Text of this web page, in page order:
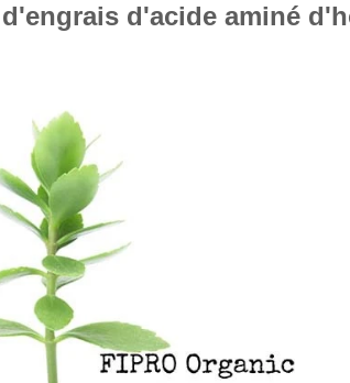
d'acide aminé